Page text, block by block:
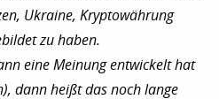
Ukraine, Kryptowährung
zu haben.
eine Meinung entwickelt hat
dann heißt das noch lange